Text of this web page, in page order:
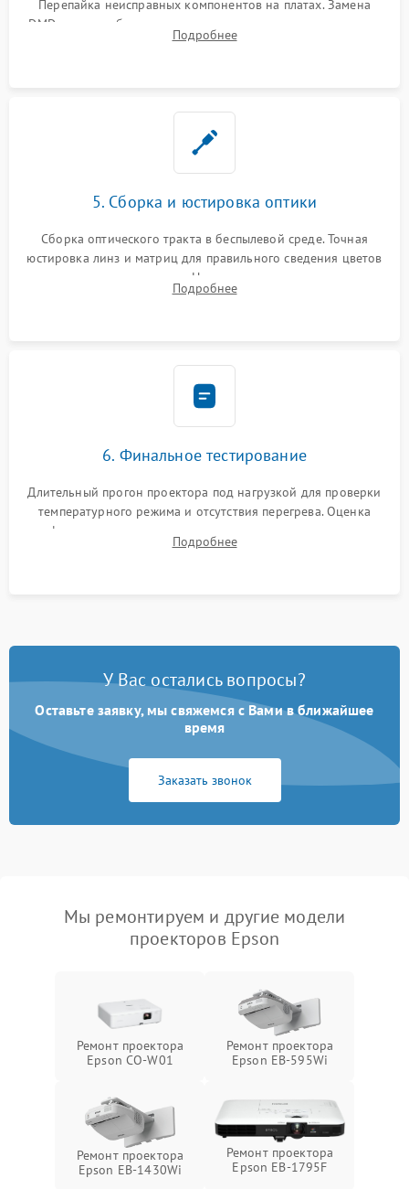
Перепайка неисправных компонентов на платах. Замена
DMD-чипа при битых пикселях, установка нового цветового
колеса или восстановление сгоревших поляризационных
Подробнее
5. Сборка и юстировка оптики
Сборка оптического тракта в беспылевой среде. Точная
юстировка линз и матриц для правильного сведения цветов
и устранения размытия. Надежное подключение всех
шлейфов, установка датчиков и закрытие корпуса
Подробнее
6. Финальное тестирование
Длительный прогон проектора под нагрузкой для проверки
температурного режима и отсутствия перегрева. Оценка
фокуса, контрастности и цветопередачи на тестовых
таблицах. Проверка работы всех видеовходов и кнопок
Подробнее
У Вас остались вопросы?
Оставьте заявку, мы свяжемся с Вами в ближайшее
время
Заказать звонок
Мы ремонтируем и другие модели
проекторов Epson
Ремонт проектора
Epson CO-W01
Ремонт проектора
Epson EB-595Wi
Ремонт проектора
Epson EB-1430Wi
Ремонт проектора
Epson EB-1795F